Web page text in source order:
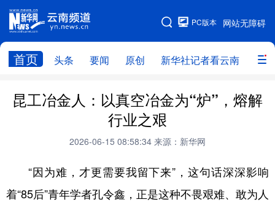
网站无障碍
PC版本
首页 头条 要闻 原创 新华社记者看云南 政务
网站地图
头条 云南要闻 本网原创
政务
云南省领导报道集
教育
州市
社会
图片
昆工冶金人：以真空冶金为“炉”，熔解
行业之艰
2026-06-15 08:58:34 来源：新华网
“因为难，才更需要我留下来”，这句话深深影响
着“85后”青年学者孔令鑫，正是这种不畏艰难、敢为人